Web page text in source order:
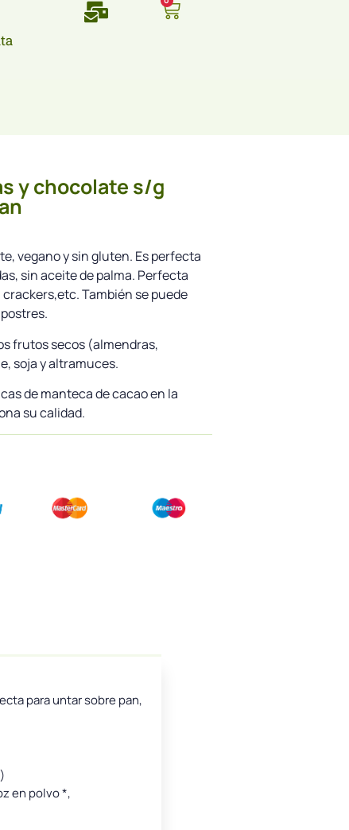
y chocolate s/g
vegano y sin gluten. Es perfecta
sin aceite de palma. Perfecta
También se puede
frutos secos (almendras,
soja y altramuces.
de manteca de cacao en la
su calidad.
para untar sobre pan,
en polvo *,